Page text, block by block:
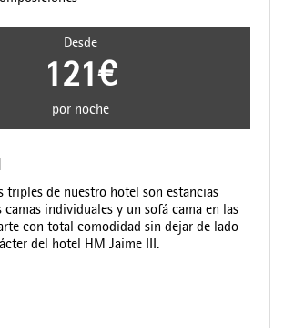
Desde
121€
por noche
triples de nuestro hotel son estancias
camas individuales y un sofá cama en las
con total comodidad sin dejar de lado
del hotel HM Jaime III.